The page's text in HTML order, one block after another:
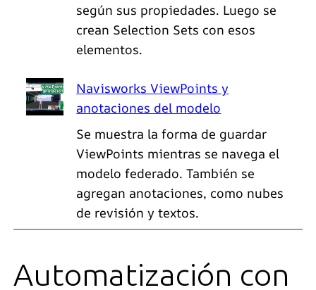
según sus propiedades. Luego se
crean Selection Sets con esos
elementos.
Navisworks ViewPoints y
anotaciones del modelo
Se muestra la forma de guardar
ViewPoints mientras se navega el
modelo federado. También se
agregan anotaciones, como nubes
de revisión y textos.
Automatización con